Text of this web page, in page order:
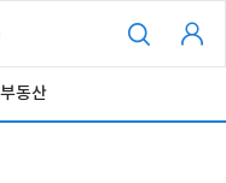
부동산